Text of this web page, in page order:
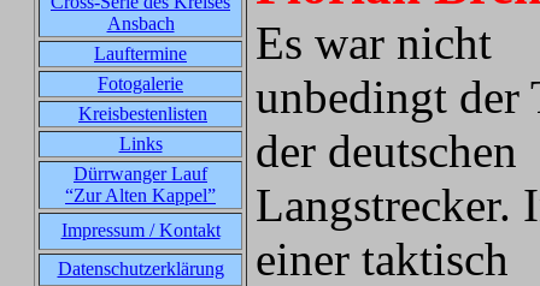
Ansbach
Lauftermine
Fotogalerie
Kreisbestenlisten
Links
Dürrwanger Lauf
“Zur Alten Kappel”
Impressum / Kontakt
Datenschutzerklärung
Es war nicht
unbedingt der
der deutschen
Langstrecker.
einer taktisch